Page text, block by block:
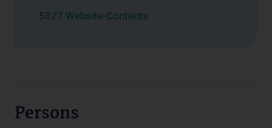
5827 Website-Contents
Persons